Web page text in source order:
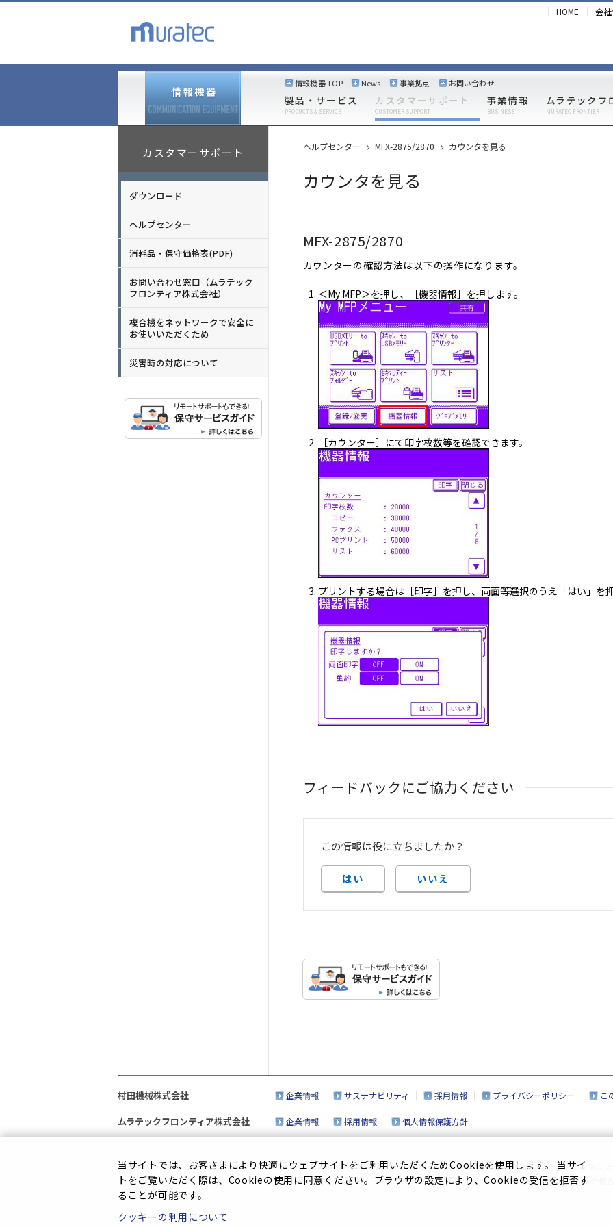
HOME 会
製品・サービス
PRODUCTS & SERVICE
カスタマーサポート
CUSTOMER SUPPORT
事業情報
BUSINESS
ムラテックフ
MURATEC FRONTIER
情報機器 TOP News 事業拠点 お問い合わせ
カスタマーサポート
ダウンロード
ヘルプセンター
消耗品・保守価格表(PDF)
お問い合わせ窓口（ムラテック
フロンティア株式会社）
複合機をネットワークで安全に
お使いいただくため
災害時の対応について
ヘルプセンター MFX-2875/2870 カウンタを見る
カウンタを見る
MFX-2875/2870
カウンターの確認方法は以下の操作になります。
＜My MFP＞を押し、［機器情報］を押します。
［カウンター］にて印字枚数等を確認できます。
プリントする場合は［印字］を押し、両面等選択のうえ「はい」を押
フィードバックにご協力ください
この情報は役に立ちましたか？
はい いいえ
村田機械株式会社 企業情報 サステナビリティ 採用情報 プライバシーポリシー こ
ムラテックフロンティア株式会社 企業情報 採用情報 個人情報保護方針
企業情報 | ロジスティクス＆FAシス
繊維機械 | 複合機
プライバシーポリシー | このサイトについて | ソーシャルメディアポリシー
(C) 2025 MURATA MACHINERY, LTD.
当サイトでは、お客さまにより快適にウェブサイトをご利用いただくためCookieを使用します。 当サイ
トをご覧いただく際は、Cookieの使用に同意ください。ブラウザの設定により、Cookieの受信を拒否す
ることが可能です。
クッキーの利用について